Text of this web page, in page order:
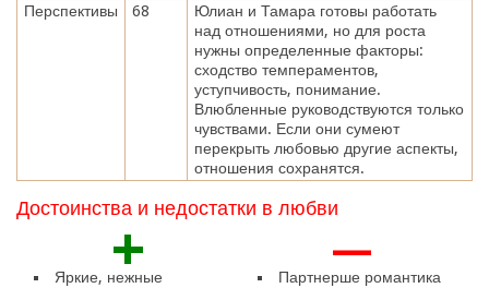
Перспективы
68
Юлиан и Тамара готовы работать
над отношениями, но для роста
нужны определенные факторы:
сходство темпераментов,
уступчивость, понимание.
Влюбленные руководствуются только
чувствами. Если они сумеют
перекрыть любовью другие аспекты,
отношения сохранятся.
Достоинства и недостатки в любви
+
Яркие, нежные
—
Партнерше романтика